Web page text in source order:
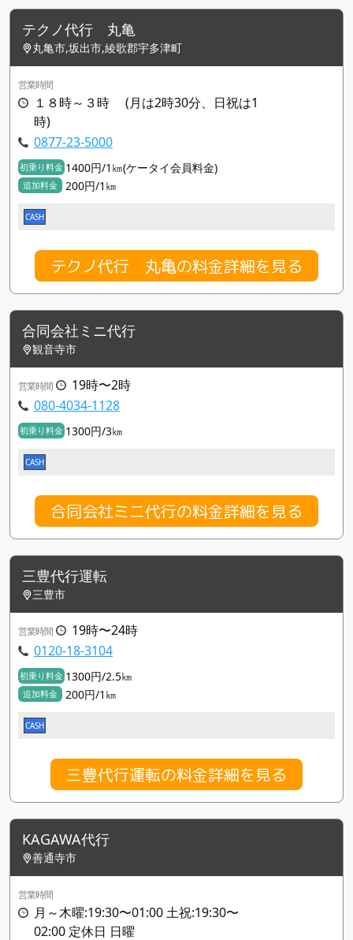
テクノ代行 丸亀
丸亀市,坂出市,綾歌郡宇多津町
営業時間
１８時～３時 (月は2時30分、日祝は1
時)
0877-23-5000
初乗り料金 1400円/1㎞(ケータイ会員料金)
追加料金 200円/1㎞
CASH
テクノ代行 丸亀の料金詳細を見る
合同会社ミニ代行
観音寺市
営業時間
19時〜2時
080-4034-1128
初乗り料金 1300円/3㎞
CASH
合同会社ミニ代行の料金詳細を見る
三豊代行運転
三豊市
営業時間
19時〜24時
0120-18-3104
初乗り料金 1300円/2.5㎞
追加料金 200円/1㎞
CASH
三豊代行運転の料金詳細を見る
KAGAWA代行
善通寺市
営業時間
月～木曜:19:30〜01:00 土祝:19:30〜
02:00 定休日 日曜